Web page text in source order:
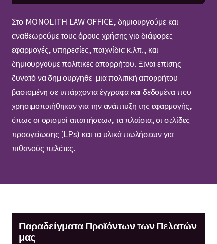
Στο MONOLITH LAW OFFICE, δημιουργούμε και
αναθεωρούμε τους όρους χρήσης για διάφορες
εφαρμογές, υπηρεσίες, παιχνίδια κ.λπ., και
δημιουργούμε πολιτικές απορρήτου. Είναι επίσης
δυνατό να δημιουργηθεί μια πολιτική απορρήτου
βασισμένη σε υπάρχοντα έγγραφα και δεδομένα που
χρησιμοποιήθηκαν για την ανάπτυξη της εφαρμογής,
όπως οι ορισμοί απαιτήσεων, τα πλαίσια, οι σελίδες
προσγείωσης (LPs) και τα υλικά πωλήσεων για
πιθανούς πελάτες.
Παραδείγματα Προϊόντων των Πελατών
μας